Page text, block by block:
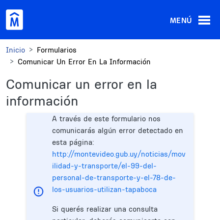
MENÚ
Inicio
Formularios
Comunicar Un Error En La Información
Comunicar un error en la
información
A través de este formulario nos
comunicarás algún error detectado en
esta página:
http://montevideo.gub.uy/noticias/mov
ilidad-y-transporte/el-99-del-
personal-de-transporte-y-el-78-de-
los-usuarios-utilizan-tapaboca
Si querés realizar una consulta